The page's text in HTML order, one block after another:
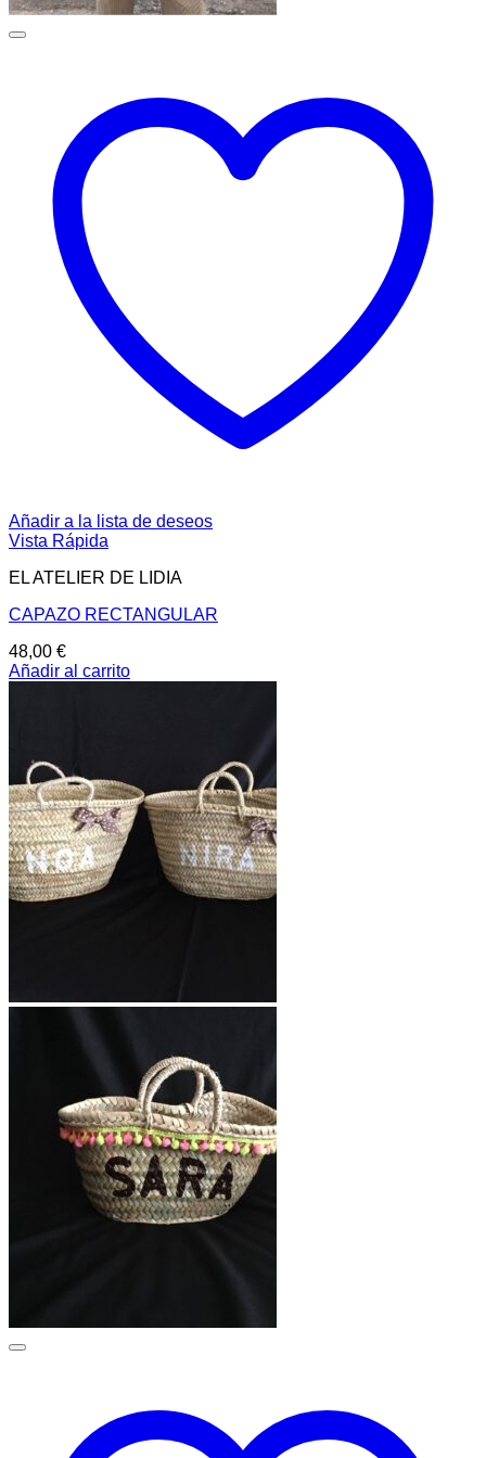
Añadir a la lista de deseos
Vista Rápida
EL ATELIER DE LIDIA
CAPAZO RECTANGULAR
48,00 €
Añadir al carrito